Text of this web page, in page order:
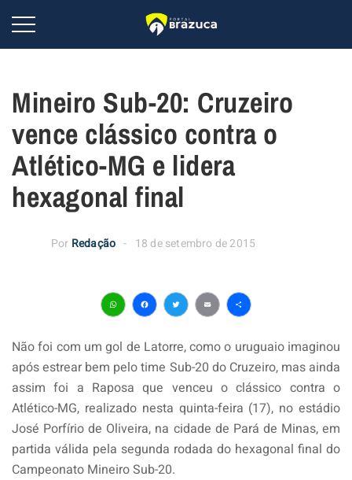
Mineiro Sub-20: Cruzeiro
vence clássico contra o
Atlético-MG e lidera
hexagonal final
Por Redação 18 de setembro de 2015
WhatsApp
Facebook
Twitter
EmailShare
Não foi com um gol de Latorre, como o uruguaio imaginou
após estrear bem pelo time Sub-20 do Cruzeiro, mas ainda
assim foi a Raposa que venceu o clássico contra o
Atlético-MG, realizado nesta quinta-feira (17), no estádio
José Porfírio de Oliveira, na cidade de Pará de Minas, em
partida válida pela segunda rodada do hexagonal final do
Campeonato Mineiro Sub-20.